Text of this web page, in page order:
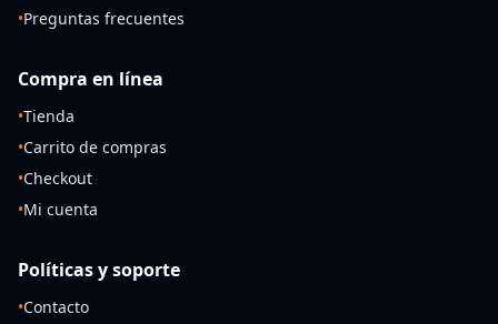
•Preguntas frecuentes
Compra en línea
•Tienda
•Carrito de compras
•Checkout
•Mi cuenta
Políticas y soporte
•Contacto